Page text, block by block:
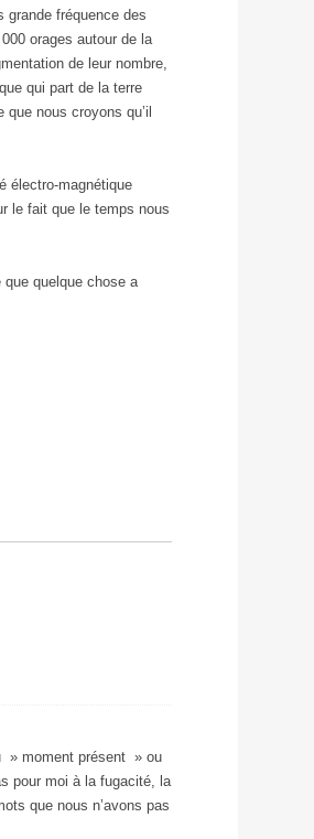
grande fréquence des
orages autour de la
de leur nombre,
qui part de la terre
nous croyons qu’il
électro-magnétique
le fait que le temps nous
quelque chose a
» moment présent » ou
pour moi à la fugacité, la
que nous n’avons pas